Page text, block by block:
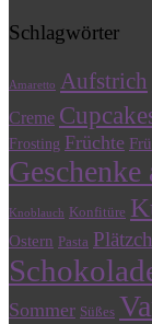
Schlagwörter
Amaretto Aufstrich
Creme
Frosting Früchte
Knoblauch Konfitüre
Ostern Pasta
Sommer Süßes